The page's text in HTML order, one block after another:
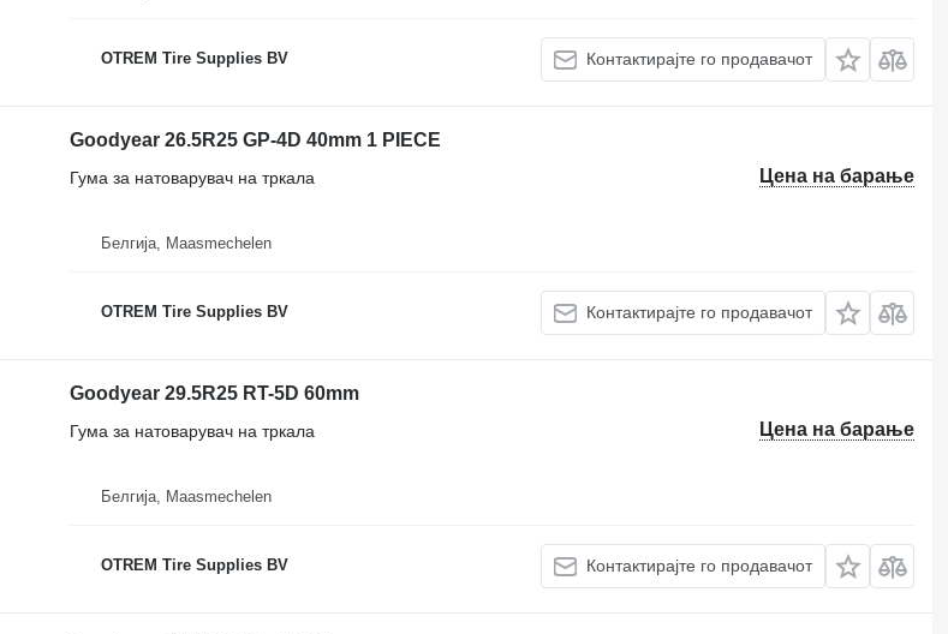
OTREM Tire Supplies BV Контактирајте го продавачот
Goodyear 26.5R25 GP-4D 40mm 1 PIECE
Цена на барање
Гума за натоварувач на тркала
Белгија, Maasmechelen
OTREM Tire Supplies BV Контактирајте го продавачот
Goodyear 29.5R25 RT-5D 60mm
Цена на барање
Гума за натоварувач на тркала
Белгија, Maasmechelen
OTREM Tire Supplies BV Контактирајте го продавачот